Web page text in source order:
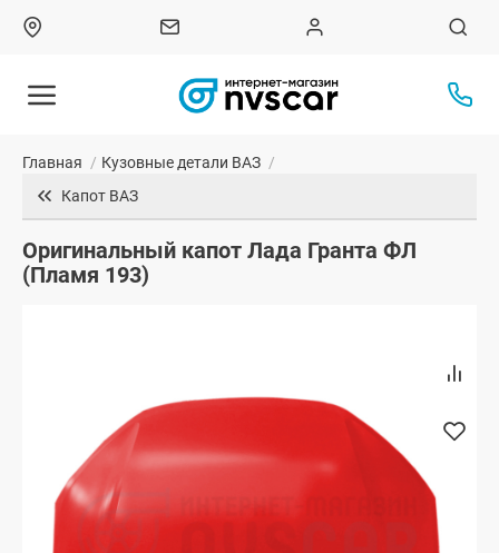
Главная / Кузовные детали ВАЗ /
Капот ВАЗ
Оригинальный капот Лада Гранта ФЛ
(Пламя 193)